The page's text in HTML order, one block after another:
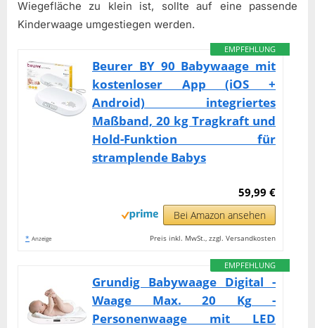
Wiegefläche zu klein ist, sollte auf eine passende
Kinderwaage umgestiegen werden.
EMPFEHLUNG
Beurer BY 90 Babywaage mit
kostenloser App (iOS +
Android) integriertes
Maßband, 20 kg Tragkraft und
Hold-Funktion für
stramplende Babys
59,99 €
Bei Amazon ansehen
* Anzeige Preis inkl. MwSt., zzgl. Versandkosten
EMPFEHLUNG
Grundig Babywaage Digital -
Waage Max. 20 Kg -
Personenwaage mit LED